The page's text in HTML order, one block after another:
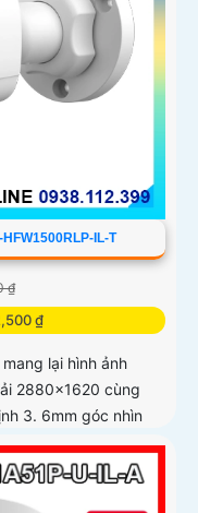
IL-T
₫
₫
lại hình ảnh
2880×1620 cùng
3. 6mm góc nhìn